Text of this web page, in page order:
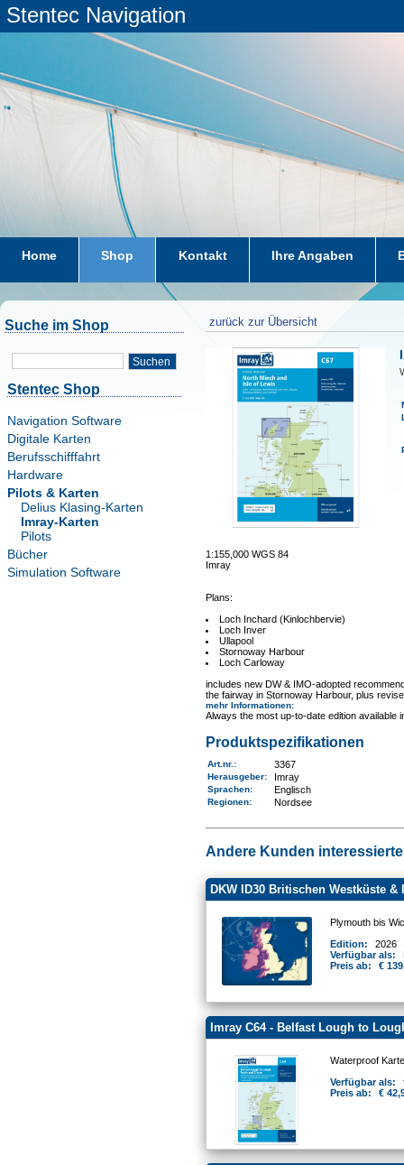
Stentec Navigation
Home Shop Kontakt Ihre Angaben
Suche im Shop
Suchen
Stentec Shop
Navigation Software
Digitale Karten
Berufsschifffahrt
Hardware
Pilots & Karten
Delius Klasing-Karten
Imray-Karten
Pilots
Bücher
Simulation Software
zurück zur Übersicht
1:155,000 WGS 84
Imray
Plans:
Loch Inchard (Kinlochbervie)
Loch Inver
Ullapool
Stornoway Harbour
Loch Carloway
includes new DW & IMO-adopted
the fairway in Stornoway Harbour, plus
mehr Informationen:
Always the most up-to-date edition
Produktspezifikationen
Art.nr. : 3367
Herausgeber: Imray
Sprachen: Englisch
Regionen: Nordsee
Andere Kunden
DKW ID30 Britischen Westküste &
Plymouth bis
Edition:
2026
Verfügbar als:
Preis ab:
€
Imray C64 - Belfast Lough to
Waterproof
Verfügbar als:
Preis ab:
€